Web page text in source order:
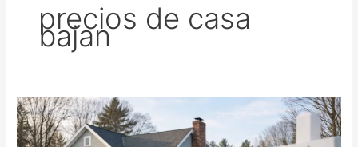
precios de casa
bajan
Los
recortes
de